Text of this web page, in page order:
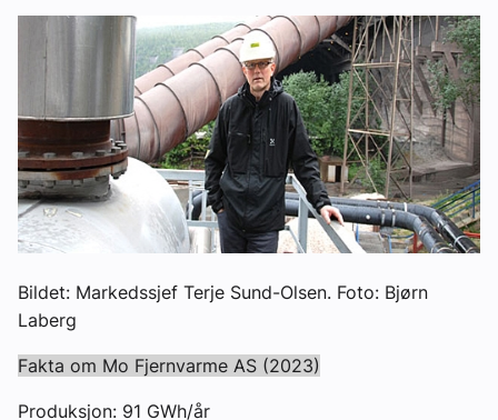
Bildet: Markedssjef Terje Sund-Olsen. Foto: Bjørn
Laberg
Fakta om Mo Fjernvarme AS (2023)
Produksjon: 91 GWh/år